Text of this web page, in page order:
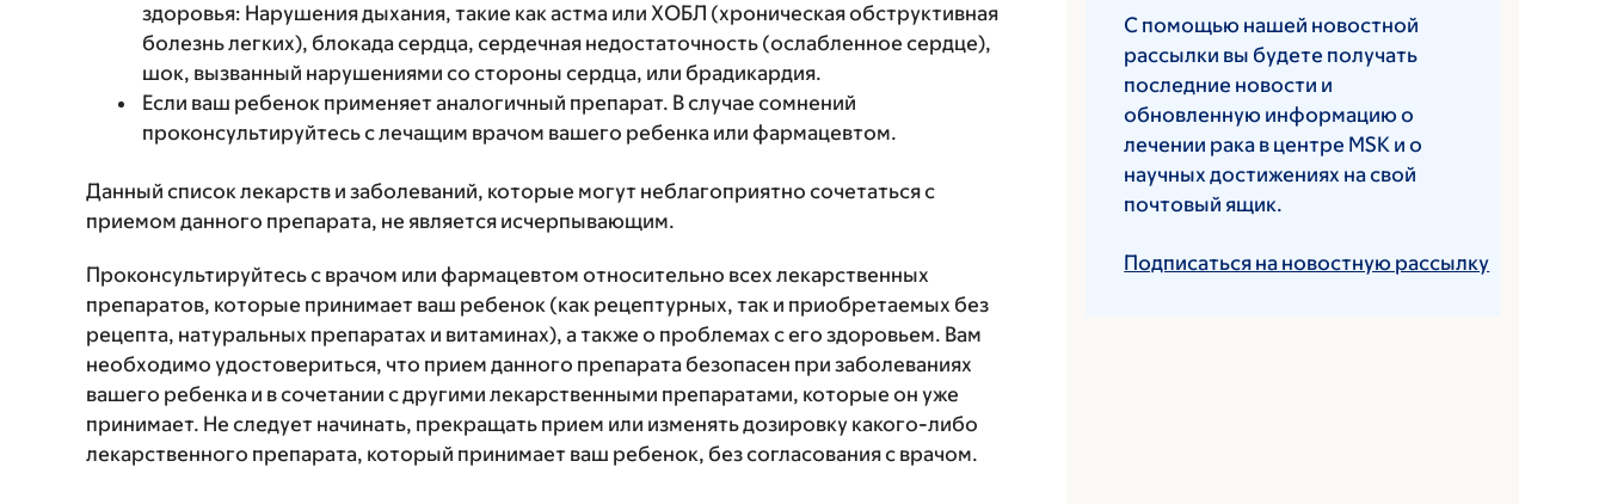
здоровья: Нарушения дыхания, такие как астма или ХОБЛ (хроническая обструктивная
болезнь легких), блокада сердца, сердечная недостаточность (ослабленное сердце),
шок, вызванный нарушениями со стороны сердца, или брадикардия.
Если ваш ребенок применяет аналогичный препарат. В случае сомнений
проконсультируйтесь с лечащим врачом вашего ребенка или фармацевтом.
Данный список лекарств и заболеваний, которые могут неблагоприятно сочетаться с
приемом данного препарата, не является исчерпывающим.
Проконсультируйтесь с врачом или фармацевтом относительно всех лекарственных
препаратов, которые принимает ваш ребенок (как рецептурных, так и приобретаемых без
рецепта, натуральных препаратах и витаминах), а также о проблемах с его здоровьем. Вам
необходимо удостовериться, что прием данного препарата безопасен при заболеваниях
вашего ребенка и в сочетании с другими лекарственными препаратами, которые он уже
принимает. Не следует начинать, прекращать прием или изменять дозировку какого-либо
лекарственного препарата, который принимает ваш ребенок, без согласования с врачом.
С помощью нашей новостной
рассылки вы будете получать
последние новости и
обновленную информацию о
лечении рака в центре MSK и о
научных достижениях на свой
почтовый ящик.
Подписаться на новостную рассылку